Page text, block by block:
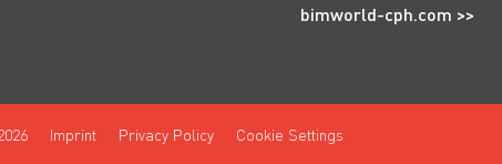
bimworld-cph.com >>
Imprint Privacy Policy Cookie Settings